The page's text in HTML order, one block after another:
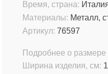
Материалы: Металл,
Время, страна:
Артикул: 76597
Подробнее о размере
Ширина изделия, см: